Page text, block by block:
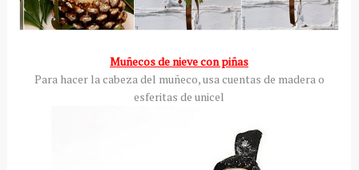
Muñecos de nieve con piñas
Para hacer la cabeza del muñeco, usa cuentas de madera o
esferitas de unicel